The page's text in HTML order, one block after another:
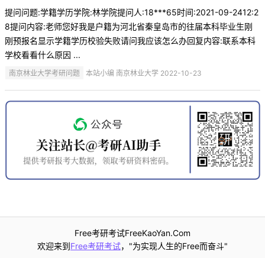
提问问题:学籍学历学院:林学院提问人:18***65时间:2021-09-2412:2
8提问内容:老师您好我是户籍为河北省秦皇岛市的往届本科毕业生刚
刚预报名显示学籍学历校验失败请问我应该怎么办回复内容:联系本科
学校看看什么原因 ...
南京林业大学考研问题 本站小编 南京林业大学 2022-10-23
Free考研考试FreeKaoYan.Com
欢迎来到Free考研考试，"为实现人生的Free而奋斗"